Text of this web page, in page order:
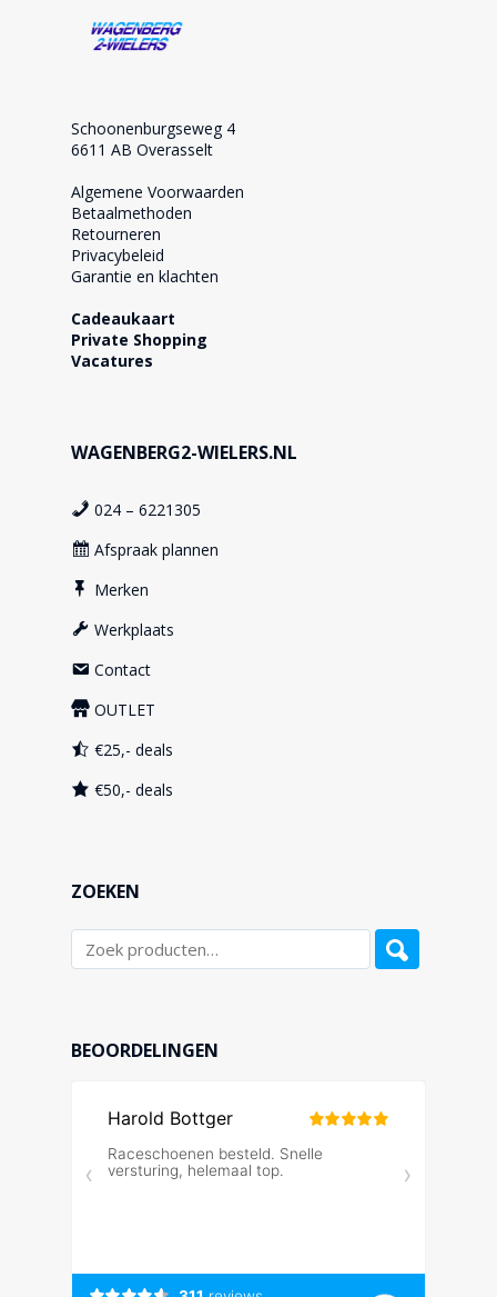
Schoonenburgseweg 4
6611 AB Overasselt
Algemene Voorwaarden
Betaalmethoden
Retourneren
Privacybeleid
Garantie en klachten
Cadeaukaart
Private Shopping
Vacatures
WAGENBERG2-WIELERS.NL
024 – 6221305
Afspraak plannen
Merken
Werkplaats
Contact
OUTLET
€25,- deals
€50,- deals
ZOEKEN
BEOORDELINGEN